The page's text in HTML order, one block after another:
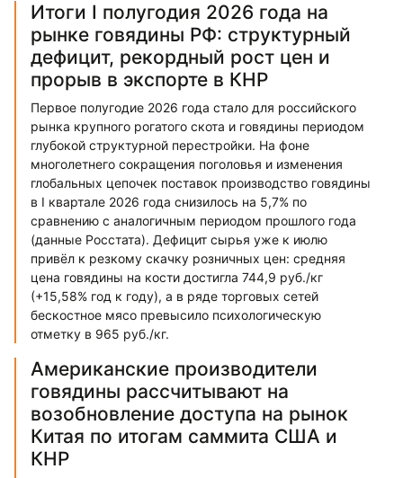
Итоги I полугодия 2026 года на
рынке говядины РФ: структурный
дефицит, рекордный рост цен и
прорыв в экспорте в КНР
Первое полугодие 2026 года стало для российского
рынка крупного рогатого скота и говядины периодом
глубокой структурной перестройки. На фоне
многолетнего сокращения поголовья и изменения
глобальных цепочек поставок производство говядины
в I квартале 2026 года снизилось на 5,7% по
сравнению с аналогичным периодом прошлого года
(данные Росстата). Дефицит сырья уже к июлю
привёл к резкому скачку розничных цен: средняя
цена говядины на кости достигла 744,9 руб./кг
(+15,58% год к году), а в ряде торговых сетей
бескостное мясо превысило психологическую
отметку в 965 руб./кг.
Американские производители
говядины рассчитывают на
возобновление доступа на рынок
Китая по итогам саммита США и
КНР